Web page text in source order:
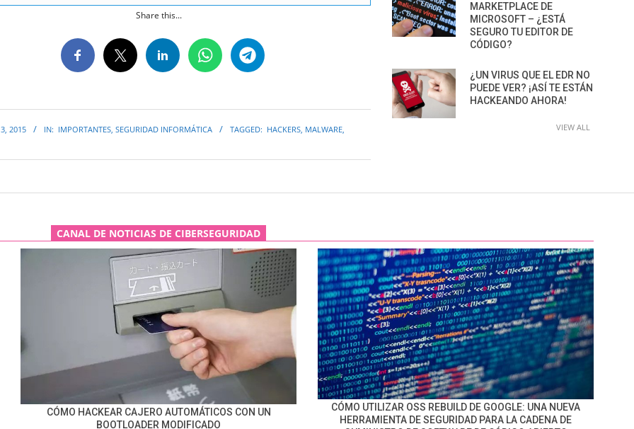
Share this...
2015 IN: IMPORTANTES, SEGURIDAD INFORMÁTICA TAGGED: HACKERS, MALWARE,
MARKETPLACE DE
MICROSOFT – ¿ESTÁ
SEGURO TU EDITOR DE
CÓDIGO?
¿UN VIRUS QUE EL EDR NO
PUEDE VER? ¡ASÍ TE ESTÁN
HACKEANDO AHORA!
VIEW ALL
CANAL DE NOTICIAS DE CIBERSEGURIDAD
CÓMO HACKEAR CAJERO AUTOMÁTICOS CON UN
BOOTLOADER MODIFICADO
CÓMO UTILIZAR OSS REBUILD DE GOOGLE: UNA NUEVA
HERRAMIENTA DE SEGURIDAD PARA LA CADENA DE